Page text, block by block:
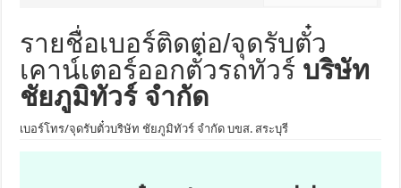
รายชื่อเบอร์ติดต่อ/จุดรับตั๋ว
เคาน์เตอร์ออกตั๋วรถทัวร์ บริษัท
ชัยภูมิทัวร์ จำกัด
เบอร์โทร/จุดรับตั๋วบริษัท ชัยภูมิทัวร์ จำกัด บขส. สระบุรี